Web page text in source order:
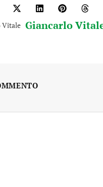
Giancarlo